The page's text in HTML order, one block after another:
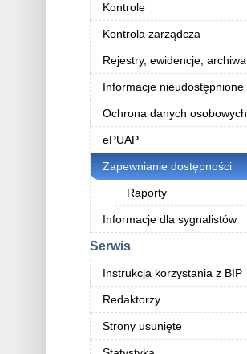
Kontrole
Kontrola zarządcza
Rejestry, ewidencje, archiwa
Informacje nieudostępnione
Ochrona danych osobowych
ePUAP
Zapewnianie dostępności
Raporty
Informacje dla sygnalistów
Serwis
Instrukcja korzystania z BIP
Redaktorzy
Strony usunięte